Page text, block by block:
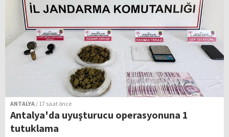
ANTALYA / 17 saat önce
Antalya'da uyuşturucu operasyonuna 1
tutuklama